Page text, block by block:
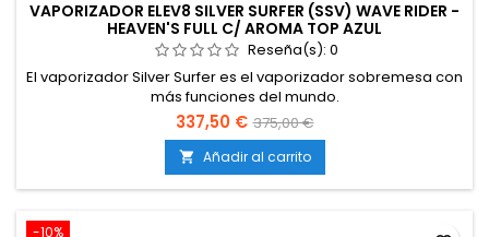
VAPORIZADOR ELEV8 SILVER SURFER (SSV) WAVE RIDER -
HEAVEN'S FULL C/ AROMA TOP AZUL
Reseña(s): 0
El vaporizador Silver Surfer es el vaporizador sobremesa con
más funciones del mundo.
337,50 € 375,00 €
 Añadir al carrito
-10%